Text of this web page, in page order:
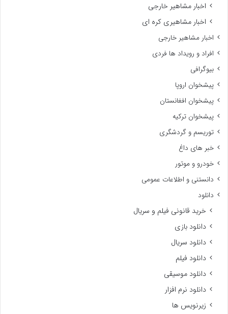
اخبار مشاهیر خارجی
اخبار مشاهیری کره ای
اخبار مشاهیر خارجی
افراد و رویداد ها فردی
بیوگرافی
پیشخوان اروپا
پیشخوان افغانستان
پیشخوان ترکیه
توریسم و گردشگری
خبر های داغ
خودرو و موتور
دانستنی و اطلاعات عمومی
دانلود
خرید قانونی فیلم و سریال
دانلود بازی
دانلود سریال
دانلود فیلم
دانلود موسیقی
دانلود نرم افزار
زیرنویس ها